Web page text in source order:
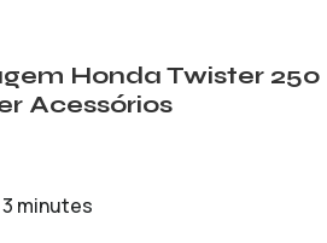
Honda Twister 250
Acessórios
minutes